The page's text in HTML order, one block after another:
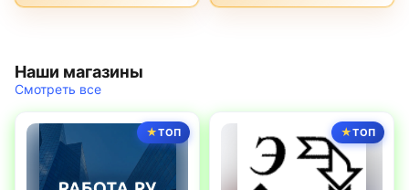
Наши магазины
Смотреть все
ТОП ТОП